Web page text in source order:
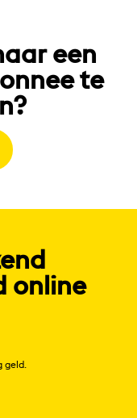
een
te
online
geld.